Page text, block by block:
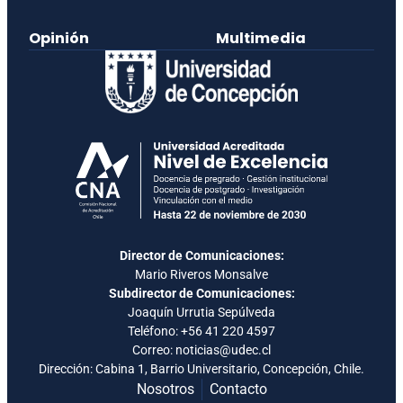
Opinión Multimedia
Director de Comunicaciones:
Mario Riveros Monsalve
Subdirector de Comunicaciones:
Joaquín Urrutia Sepúlveda
Teléfono:+56 41 220 4597
Correo: noticias@udec.cl
Dirección: Cabina 1, Barrio Universitario, Concepción, Chile.
Nosotros Contacto